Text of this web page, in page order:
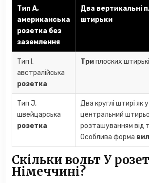
Тип A,
американська
розетка без
заземлення
Два вертикальні
штирьки
Тип I,
австралійська
розетка
Триплоских
Тип J,
швейцарська
розетка
Два круглі штирі як
центральний
розташуванням від
Особлива форма
Скільки вольт У
Німеччині?